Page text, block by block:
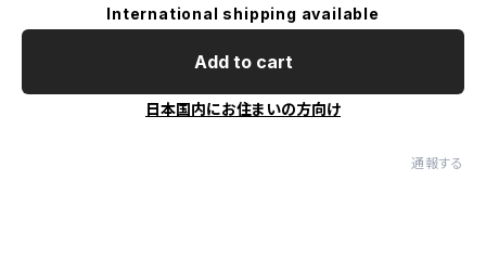
International shipping available
Add to cart
日本国内にお住まいの方向け
通報する